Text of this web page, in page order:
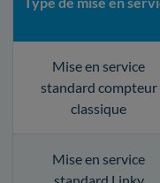
Mise en service
standard compteur
classique
Mise en service